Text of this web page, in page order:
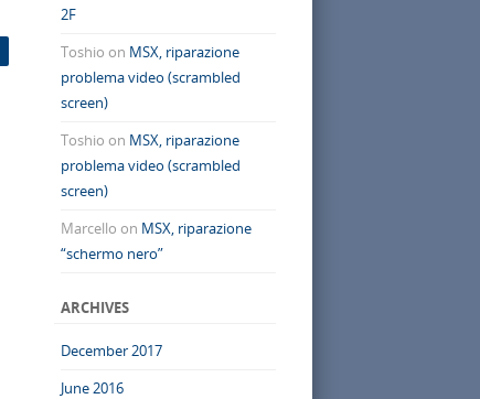
2F
Toshio on MSX, riparazione
problema video (scrambled
screen)
Toshio on MSX, riparazione
problema video (scrambled
screen)
Marcello on MSX, riparazione
“schermo nero”
ARCHIVES
December 2017
June 2016